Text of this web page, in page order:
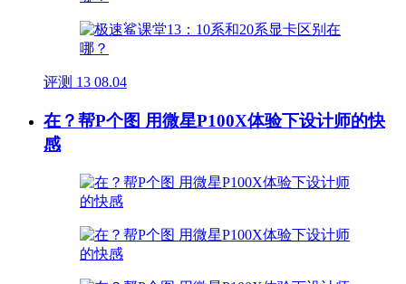
评测 13 08.04
在？帮P个图 用微星P100X体验下设计师的快
感